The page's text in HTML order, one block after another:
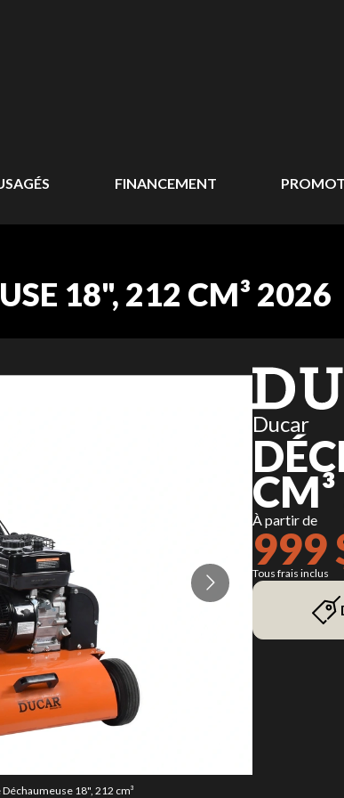
FINANCEMENT
18", 212 CM³ 2026
18", 212 cm³
Ducar
À partir de
999
Tous frais inclus